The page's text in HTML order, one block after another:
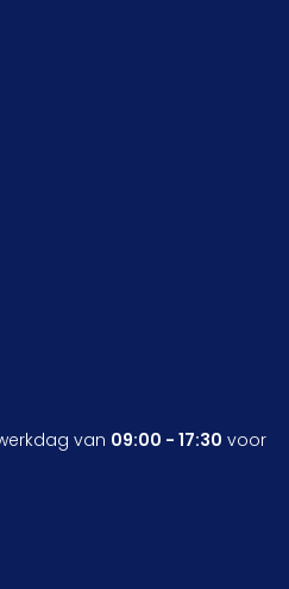
van 09:00 - 17:30 voor